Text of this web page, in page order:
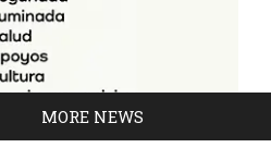
MORE NEWS